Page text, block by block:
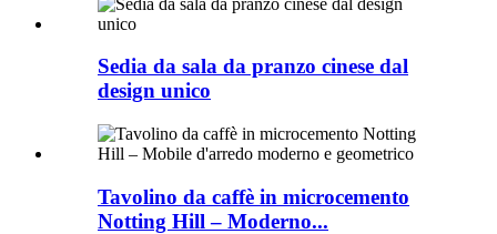
Sedia da sala da pranzo cinese dal
design unico
Tavolino da caffè in microcemento
Notting Hill – Moderno...